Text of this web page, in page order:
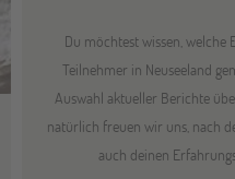
Du möchtest wissen,
Teilnehmer in Neuseeland
Auswahl aktueller Berichte
natürlich freuen wir uns, nach
auch deinen